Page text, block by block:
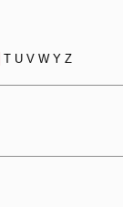
T U V W Y Z